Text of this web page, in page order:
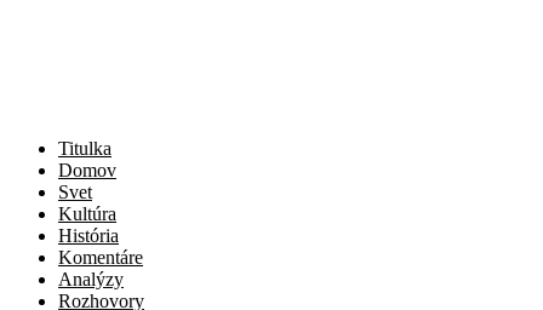
Titulka
Domov
Svet
Kultúra
História
Komentáre
Analýzy
Rozhovory